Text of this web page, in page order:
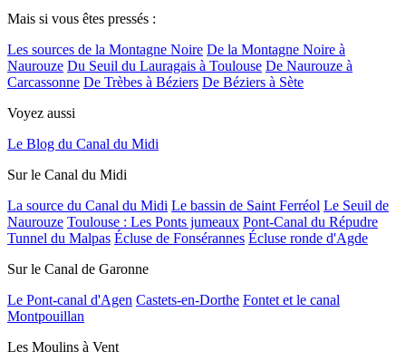
Mais si vous êtes pressés :
Les sources de la Montagne Noire De la Montagne Noire à
Naurouze Du Seuil du Lauragais à Toulouse De Naurouze à
Carcassonne De Trèbes à Béziers De Béziers à Sète
Voyez aussi
Le Blog du Canal du Midi
Sur le Canal du Midi
La source du Canal du Midi Le bassin de Saint Ferréol Le Seuil de
Naurouze Toulouse : Les Ponts jumeaux Pont-Canal du Répudre
Tunnel du Malpas Écluse de Fonsérannes Écluse ronde d'Agde
Sur le Canal de Garonne
Le Pont-canal d'Agen Castets-en-Dorthe Fontet et le canal
Montpouillan
Les Moulins à Vent